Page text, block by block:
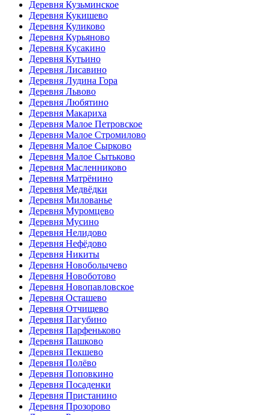
Деревня Кузьминское
Деревня Кукишево
Деревня Куликово
Деревня Курьяново
Деревня Кусакино
Деревня Кутьино
Деревня Лисавино
Деревня Лудина Гора
Деревня Львово
Деревня Любятино
Деревня Макариха
Деревня Малое Петровское
Деревня Малое Стромилово
Деревня Малое Сырково
Деревня Малое Сытьково
Деревня Масленниково
Деревня Матрёнино
Деревня Медвёдки
Деревня Милованье
Деревня Муромцево
Деревня Мусино
Деревня Нелидово
Деревня Нефёдово
Деревня Никиты
Деревня Новоболычево
Деревня Новоботово
Деревня Новопавловское
Деревня Осташево
Деревня Отчищево
Деревня Пагубино
Деревня Парфеньково
Деревня Пашково
Деревня Пекшево
Деревня Полёво
Деревня Поповкино
Деревня Посаденки
Деревня Пристанино
Деревня Прозорово